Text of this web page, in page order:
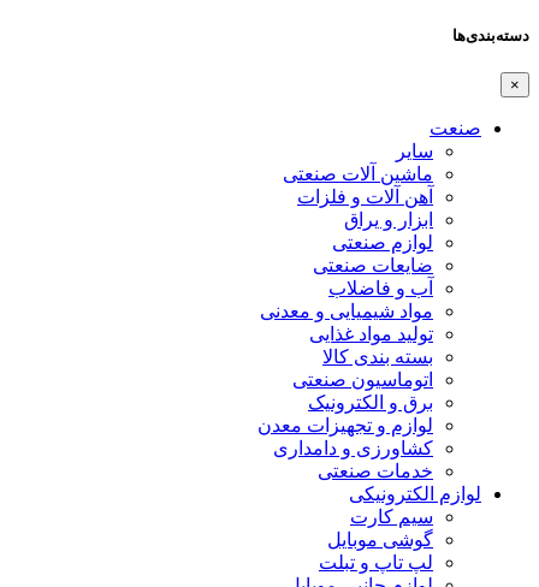
دسته‌بندی‌ها
×
صنعت
سایر
ماشین آلات صنعتی
آهن آلات و فلزات
ابزار و یراق
لوازم صنعتی
ضایعات صنعتی
آب و فاضلاب
مواد شیمیایی و معدنی
تولید مواد غذایی
بسته بندی کالا
اتوماسیون صنعتی
برق و الکترونیک
لوازم و تجهیزات معدن
کشاورزی و دامداری
خدمات صنعتی
لوازم الکترونیکی
سیم کارت
گوشی موبایل
لپ تاپ و تبلت